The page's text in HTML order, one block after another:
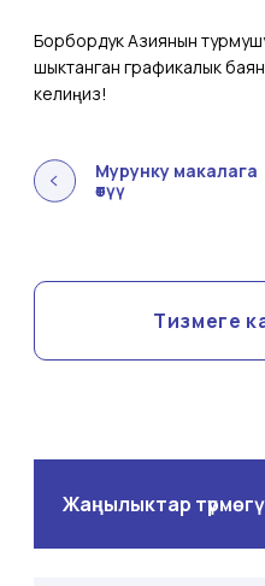
Борбордук Азиянын
шыктанган графикалык
келиңиз!
Мурунку макалага
өтүү
Тизмеге
Жаңылыктар түрмөгү